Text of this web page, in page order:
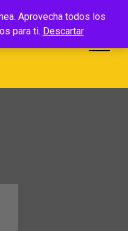
Aprovecha todos los
para ti. Descartar